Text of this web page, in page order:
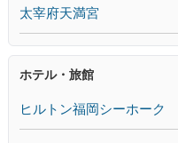
太宰府天満宮
ホテル・旅館
ヒルトン福岡シーホーク